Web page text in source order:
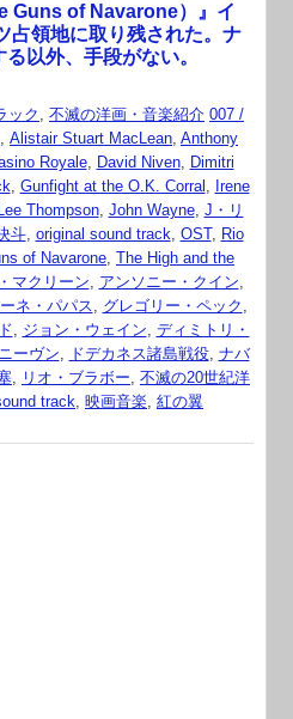
Guns of Navarone）』イ
占領地に取り残された。ナ
以外、手段がない。
ック , 不滅の洋画・音楽紹介 007 /
, Alistair Stuart MacLean, Anthony
Royale, David Niven, Dimitri
, Gunfight at the O.K. Corral , Irene
Thompson, John Wayne, J・リ
斗, original sound track, OST, Rio
of Navarone, The High and the
マクリーン, アンソニー・クイン,
ネ・パパス, グレゴリー・ペック ,
, ジョン・ウェイン, ディミトリ・
ーヴン, ドデカネス諸島戦役, ナバ
, リオ・ブラボー, 不滅の20世紀洋
track, 映画音楽, 紅の翼